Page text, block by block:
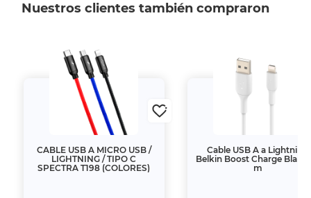
Nuestros clientes también compraron
CABLE USB A MICRO USB /
LIGHTNING / TIPO C
SPECTRA T198 (COLORES)
Cable USB A a Lightning
Belkin Boost Charge
m